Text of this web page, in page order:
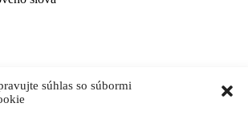
súhlas so súbormi